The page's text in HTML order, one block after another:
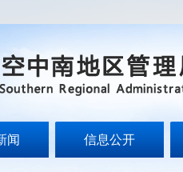
闻 信息公开